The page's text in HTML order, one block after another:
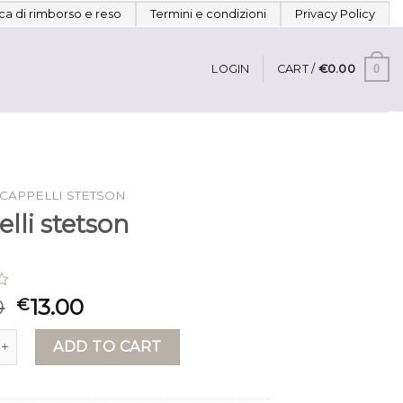
di rimborso e reso Termini e condizioni Privacy Policy
LOGIN CART / €0.00 0
CAPPELLI STETSON
stetson
€13.00
quantity
ADD TO CART